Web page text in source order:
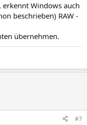
erkennt Windows auch
beschrieben) RAW -
übernehmen.
#7